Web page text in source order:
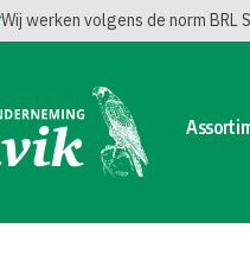
Wij werken volgens de norm BRL